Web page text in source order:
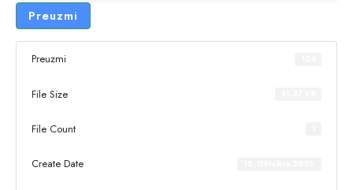
Preuzmi
Preuzmi
File Size
File Count
Create Date